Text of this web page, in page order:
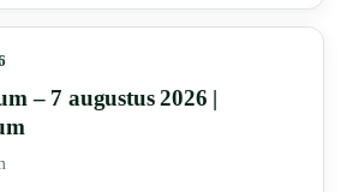
– 7 augustus 2026 |